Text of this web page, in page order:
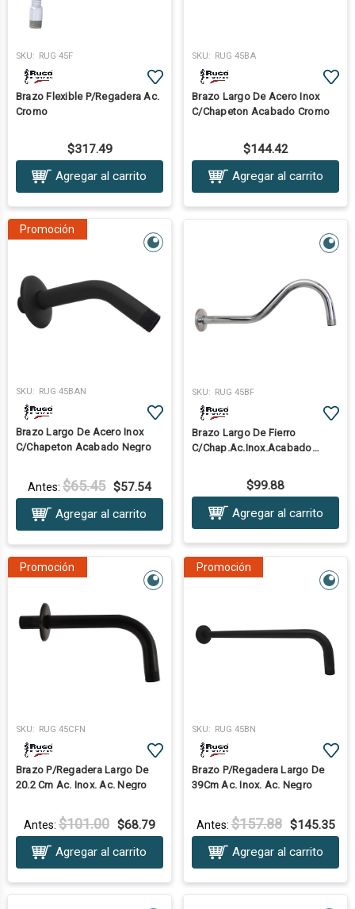
SKU: RUG 45F
Brazo Flexible P/Regadera Ac.
Cromo
$317.49
Agregar al carrito
SKU: RUG 45BA
Brazo Largo De Acero Inox
C/Chapeton Acabado Cromo
$144.42
Agregar al carrito
Promoción
SKU: RUG 45BAN
Brazo Largo De Acero Inox
C/Chapeton Acabado Negro
Antes: $65.45 $57.54
Agregar al carrito
SKU: RUG 45BF
Brazo Largo De Fierro
C/Chap.Ac.Inox.Acabado
$99.88
Agregar al carrito
Promoción
SKU: RUG 45CFN
Brazo P/Regadera Largo De
20.2 Cm Ac. Inox. Ac. Negro
Antes: $101.00 $68.79
Agregar al carrito
Promoción
SKU: RUG 45BN
Brazo P/Regadera Largo De
39Cm Ac. Inox. Ac. Negro
Antes:$157.88 $145.35
Agregar al carrito